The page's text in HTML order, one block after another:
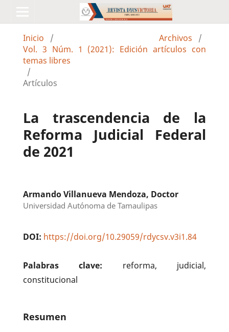
Inicio / Archivos
/
Vol. 3 Núm. 1 (2021): Edición artículos con
temas libres
/
Artículos
La trascendencia de la
Reforma Judicial Federal
de 2021
Armando Villanueva Mendoza, Doctor
Universidad Autónoma de Tamaulipas
DOI: https://doi.org/10.29059/rdycsv.v3i1.84
Palabras clave: reforma, judicial,
constitucional
Resumen